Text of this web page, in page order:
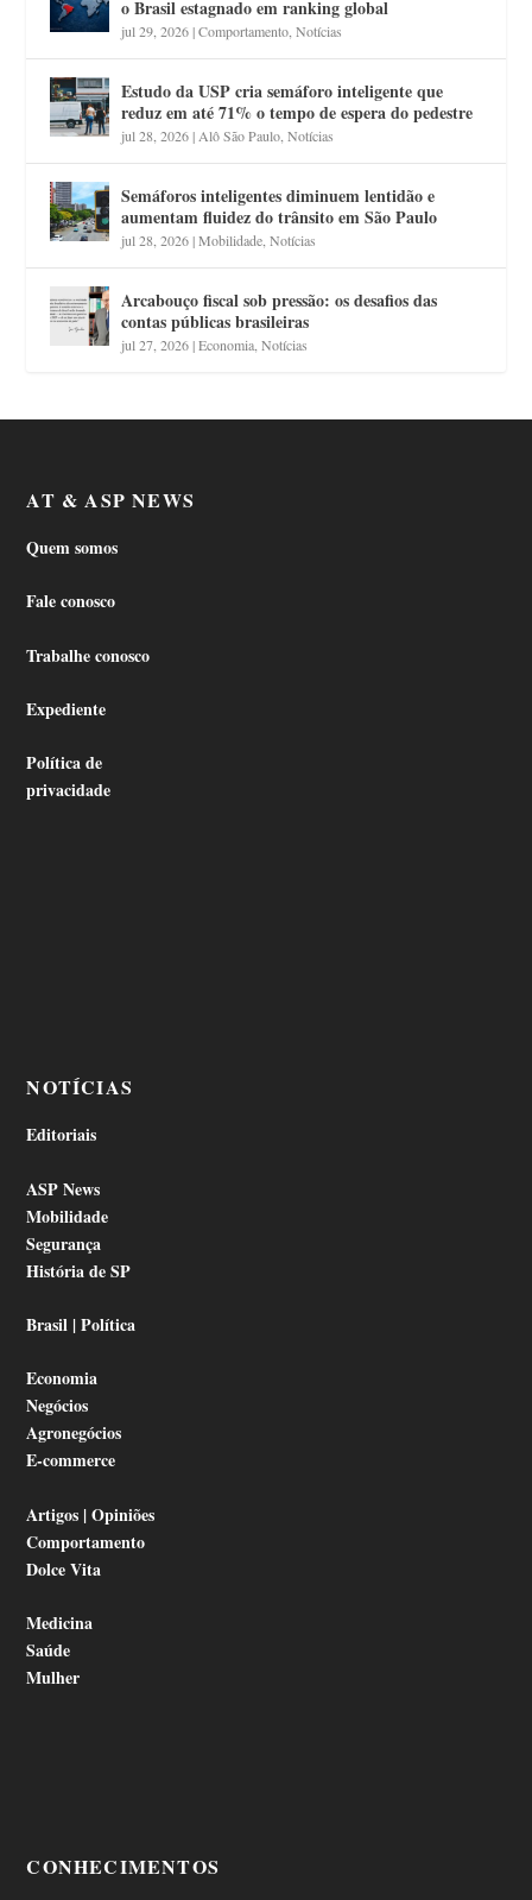
o Brasil estagnado em ranking global
jul 29, 2026|Comportamento ,Notícias
Estudo da USP cria semáforo inteligente que
reduz em até 71% o tempo de espera do pedestre
jul 28, 2026| Alô São Paulo ,Notícias
Semáforos inteligentes diminuem lentidão e
aumentam fluidez do trânsito em São Paulo
jul 28, 2026|Mobilidade ,Notícias
Arcabouço fiscal sob pressão: os desafios das
contas públicas brasileiras
jul 27, 2026|Economia ,Notícias
AT & ASP NEWS
Quem somos
Fale conosco
Trabalhe conosco
Expediente
Política de
privacidade
NOTÍCIAS
Editoriais
ASP News
Mobilidade
Segurança
História de SP
Brasil | Política
Economia
Negócios
Agronegócios
E-commerce
Artigos | Opiniões
Comportamento
Dolce Vita
Medicina
Saúde
Mulher
CONHECIMENTOS